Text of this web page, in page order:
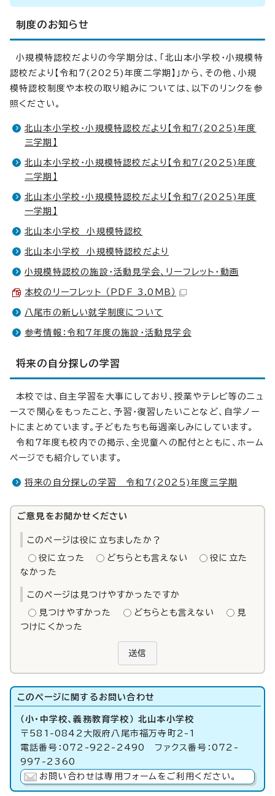
制度のお知らせ
小規模特認校だよりの今学期分は、「北山本小学校・小規模特
認校だより【令和7(2025)年度二学期】」から、その他、小規
模特認校制度や本校の取り組みについては、以下のリンクを参
照ください。
北山本小学校・小規模特認校だより【令和7(2025)年度
三学期】
北山本小学校・小規模特認校だより【令和7(2025)年度
二学期】
北山本小学校・小規模特認校だより【令和7(2025)年度
一学期】
北山本小学校 小規模特認校
北山本小学校 小規模特認校だより
小規模特認校の施設・活動見学会、リーフレット・動画
本校のリーフレット （PDF 3.0MB）
八尾市の新しい就学制度について
参考情報：令和7年度の施設・活動見学会
将来の自分探しの学習
本校では、自主学習を大事にしており、授業やテレビ等のニュ
ースで関心をもったこと、予習・復習したいことなど、自学ノー
トにまとめています。子どもたちも毎週楽しみにしています。
令和7年度も校内での掲示、全児童への配付とともに、ホーム
ページでも紹介しています。
将来の自分探しの学習 令和7(2025)年度三学期
ご意見をお聞かせください
このページは役に立ちましたか？
役に立った どちらとも言えない
役に立た
なかった
このページは見つけやすかったですか
見つけやすかった どちらとも言えない
見
つけにくかった
送信
このページに関する お問い合わせ
（小・中学校、義務教育学校） 北山本小学校
〒581-0842大阪府八尾市福万寺町2-1
電話番号：072-922-2490 ファクス番号：072-
997-2360
お問い合わせは専用フォームをご利用ください。